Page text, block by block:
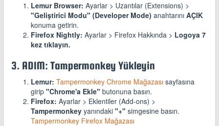
Lemur Browser: Ayarlar > Uzantılar (Extensions) >
"Geliştirici Modu" (Developer Mode) anahtarını AÇIK
konuma getirin.
Firefox Nightly: Ayarlar > Firefox Hakkında > Logoya 7
kez tıklayın.
3. ADIM: Tampermonkey Yükleyin
Lemur: Tampermonkey Chrome Mağazası sayfasına
girip "Chrome'a Ekle" butonuna basın.
Firefox: Ayarlar > Eklentiler (Add-ons) >
Tampermonkey yanındaki "+" simgesine basın.
Tampermonkey Firefox Mağazası